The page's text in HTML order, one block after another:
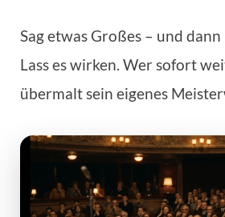
Sag etwas Großes – und
Lass es wirken. Wer sofort
übermalt sein eigenes